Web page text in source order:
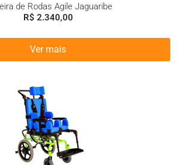
de Rodas Agile Jaguaribe
R$ 2.340,00
Ver mais